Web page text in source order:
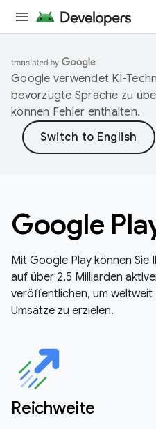
Google verwendet KI-
bevorzugte Sprache zu
können Fehler enthalten.
Google
Mit Google Play können Sie
auf über 2,5 Milliarden
veröffentlichen, um
Umsätze zu erzielen.
Reichweite